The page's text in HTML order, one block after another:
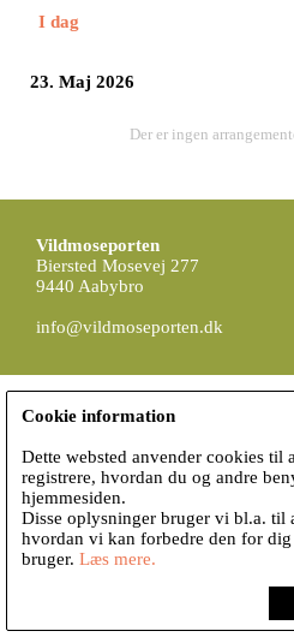
I dag
23. Maj 2026
Der er ingen
Vildmoseporten
Biersted Mosevej 277
9440 Aabybro
info@vildmoseporten.dk
Cookie information
Dette websted anvender cookies til
registrere, hvordan du og andre
hjemmesiden.
Disse oplysninger bruger vi bl.a. til
hvordan vi kan forbedre den for dig
bruger. Læs mere.